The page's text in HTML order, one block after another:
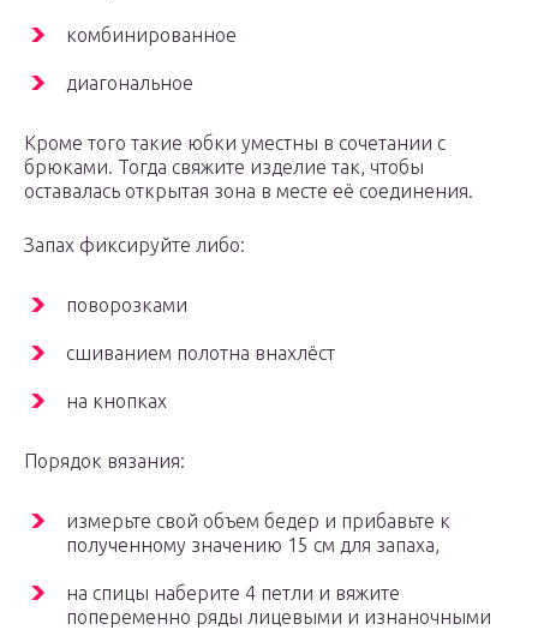
комбинированное
диагональное
Кроме того такие юбки уместны в сочетании с
брюками. Тогда свяжите изделие так, чтобы
оставалась открытая зона в месте её соединения.
Запах фиксируйте либо:
поворозками
сшиванием полотна внахлёст
на кнопках
Порядок вязания:
измерьте свой объем бедер и прибавьте к
полученному значению 15 см для запаха,
на спицы наберите 4 петли и вяжите
попеременно ряды лицевыми и изнаночными